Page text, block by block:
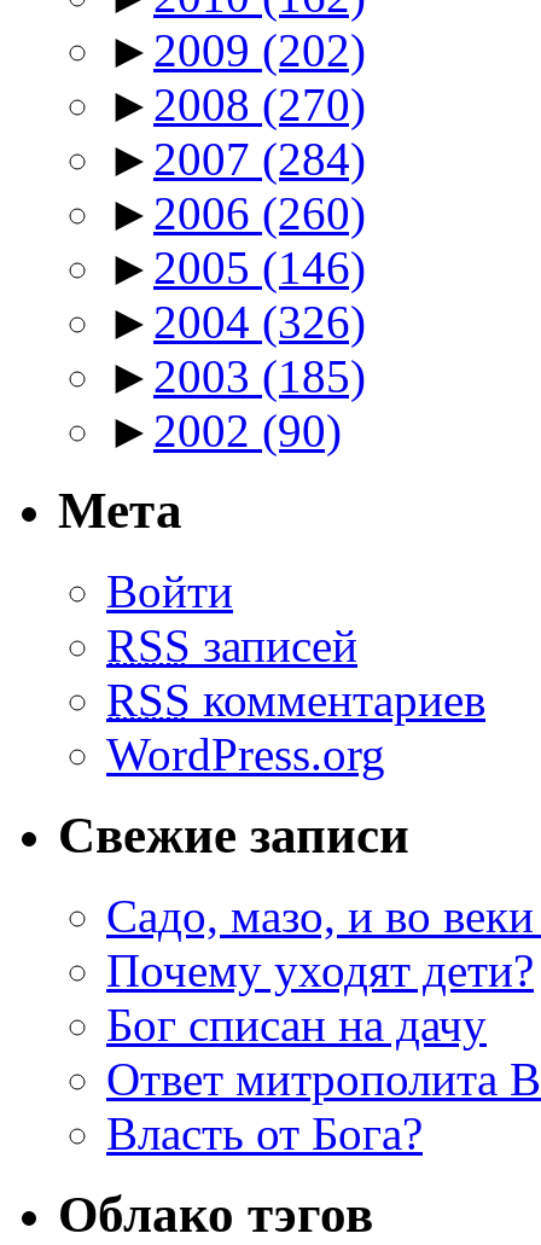
► 2009 (202)
► 2008 (270)
► 2007 (284)
► 2006 (260)
► 2005 (146)
► 2004 (326)
► 2003 (185)
► 2002 (90)
Мета
Войти
RSS записей
RSS комментариев
WordPress.org
Свежие записи
Садо, мазо, и во веки
Почему уходят дети?
Бог списан на дачу
Ответ митрополита
Власть от Бога?
Облако тэгов